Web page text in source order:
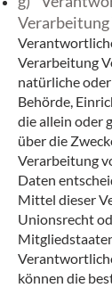
Verarbeitung
natürliche
Behörde,
die allein oder
über die
Verarbeitung
Daten
Mittel dieser
Unionsrecht
können die